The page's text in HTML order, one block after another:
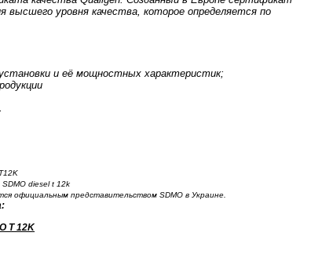
высшего уровня качества, которое определяется по
и её мощностных характеристик;
diesel t 12k
официальным представительством SDMO в Украине.
T 12K